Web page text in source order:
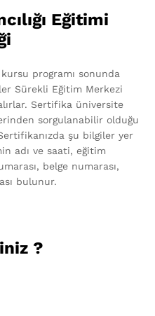
Eğitimi
kursu programı sonunda
Sürekli Eğitim Merkezi
Sertifika üniversite
sorgulanabilir olduğu
şu bilgiler yer
adı ve saati, eğitim
belge numarası,
bulunur.
?